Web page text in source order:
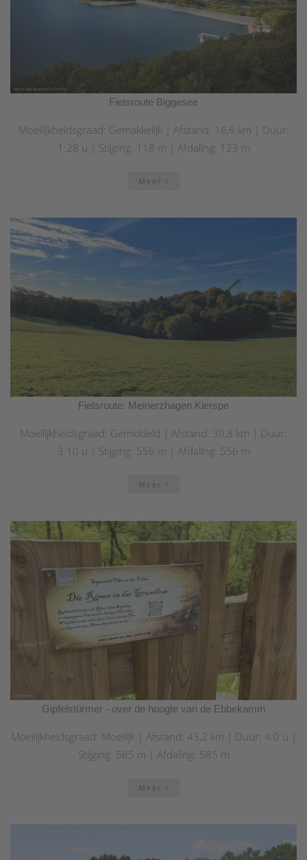
Fietsroute Biggesee
Moeilijkheidsgraad: Gemakkelijk | Afstand: 16,6 km | Duur:
1:28 u | Stijging: 118 m | Afdaling: 123 m
Meer
Fietsroute: Meinerzhagen Kierspe
Moeilijkheidsgraad: Gemiddeld | Afstand: 39,8 km | Duur:
3:10 u | Stijging: 556 m | Afdaling: 556 m
Meer
Gipfelstürmer - over de hoogte van de Ebbekamm
Moeilijkheidsgraad: Moeilijk | Afstand: 43,2 km | Duur: 4:0 u |
Stijging: 585 m | Afdaling: 585 m
Meer